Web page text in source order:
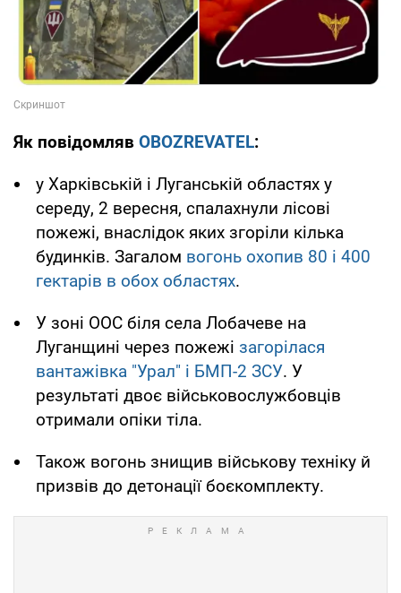
Як повідомляв OBOZREVATEL:
у Харківській і Луганській областях у
середу, 2 вересня, спалахнули лісові
пожежі, внаслідок яких згоріли кілька
будинків. Загалом вогонь охопив 80 і 400
гектарів в обох областях.
У зоні ООС біля села Лобачеве на
Луганщині через пожежі загорілася
вантажівка "Урал" і БМП-2 ЗСУ. У
результаті двоє військовослужбовців
отримали опіки тіла.
Також вогонь знищив військову техніку й
призвів до детонації боєкомплекту.